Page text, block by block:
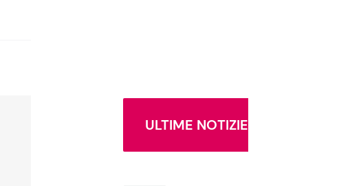
ULTIME NOTIZIE